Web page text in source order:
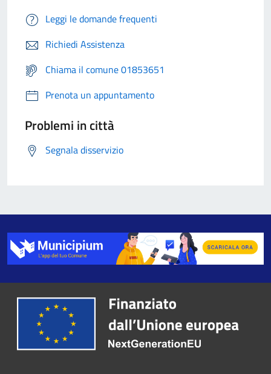
Leggi le domande frequenti
Richiedi Assistenza
Chiama il comune 01853651
Prenota un appuntamento
Problemi in città
Segnala disservizio